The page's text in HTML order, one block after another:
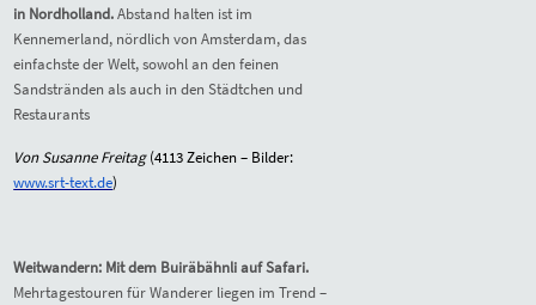
in Nordholland.Abstand halten ist im
Kennemerland, nördlich von Amsterdam, das
einfachste der Welt, sowohl an den feinen
Sandstränden als auch in den Städtchen und
Restaurants
Von Susanne Freitag(4113Zeichen – Bilder:
www.srt-text.de)
Weitwandern: Mit dem Buiräbähnli auf Safari.
Mehrtagestouren für Wanderer liegen im Trend –